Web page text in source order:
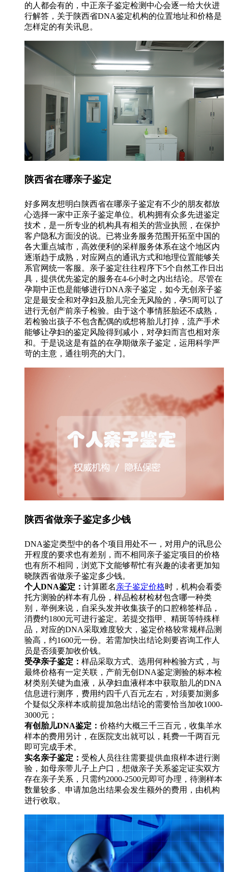
的人都会有的，中正亲子鉴定检测中心会逐一给大伙进
行解答，关于陕西省DNA鉴定机构的位置地址和价格是
怎样定的有关讯息。
陕西省在哪亲子鉴定
好多网友想明白陕西省在哪亲子鉴定有不少的朋友都放
心选择一家中正亲子鉴定单位。机构拥有众多先进鉴定
技术，是一所专业的机构具有相关的营业执照，在保护
客户隐私方面没的说。已将业务服务范围开拓至中国的
各大重点城市，高效便利的采样服务体系在这个地区内
逐渐趋于成熟，对应网点的通讯方式和地理位置能够关
系官网统一客服。亲子鉴定往往程序下5个自然工作日出
具，提供优先鉴定的服务在4-6小时之内出结论。尽管在
孕期中正也是能够进行DNA亲子鉴定，如今无创亲子鉴
定是最安全和对孕妇及胎儿完全无风险的，孕5周可以了
进行无创产前亲子检验。由于这个事情胚胎还不成熟，
若检验出孩子不包含配偶的或想将胎儿打掉，流产手术
能够让孕妇的鉴定风险得到减小，对孕妇而言也相对亲
和。于是说这是有益的在孕期做亲子鉴定，运用科学严
苛的主意，通往明亮的大门。
陕西省做亲子鉴定多少钱
DNA鉴定类型中的各个项目用处不一，对用户的讯息公
开程度的要求也有差别，而不相同亲子鉴定项目的价格
也有所不相同，浏览下文能够帮忙有兴趣的读者更加知
晓陕西省做亲子鉴定多少钱。
个人DNA鉴定： 计算匿名亲子鉴定价格时，机构会看委
托方测验的样本有几份，样品检材检材包含哪一种类
别，举例来说，自采头发并收集孩子的口腔棉签样品，
消费约1800元可进行鉴定。若提交指甲、精斑等特殊样
品，对应的DNA采取难度较大，鉴定价格较常规样品测
验高，约1600元一份。若需加快出结论则要咨询工作人
员是否须要加收价钱。
受孕亲子鉴定： 样品采取方式、选用何种检验方式，与
最终价格有一定关联，产前无创DNA鉴定测验的标本检
材类别关键为血液，从孕妇血液样本中获取胎儿的DNA
信息进行测序，费用约四千八百元左右，对须要加测多
个疑似父亲样本或前提加急出结论的需要恰当加收1000-
3000元；
有创胎儿DNA鉴定： 价格约大概三千三百元，收集羊水
样本的费用另计，在医院支出就可以，耗费一千两百元
即可完成手术。
实名亲子鉴定： 受检人员往往需要提供血痕样本进行测
验，如母亲带儿子上户口，想做亲子关系鉴定证实双方
存在亲子关系，只需约2000-2500元即可办理，待测样本
数量较多、申请加急出结果会发生额外的费用，由机构
进行收取。